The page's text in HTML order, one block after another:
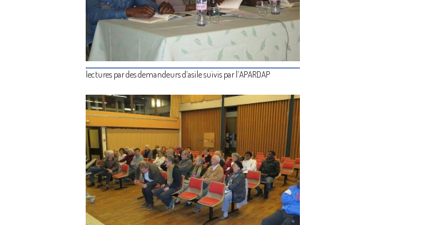
lectures par des demandeurs d’asile suivis par l’APARDAP